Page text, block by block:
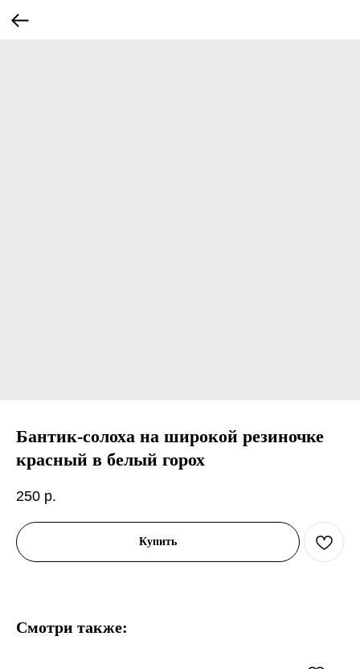
Бантик-солоха на широкой резиночке
красный в белый горох
250 р.
Купить
Смотри также: